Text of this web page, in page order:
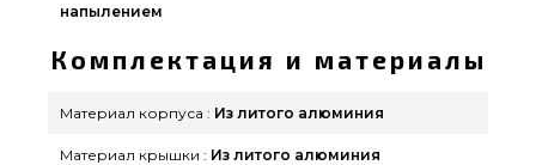
напылением
Комплектация и материалы
Материал корпуса : Из литого алюминия
Материал крышки : Из литого алюминия